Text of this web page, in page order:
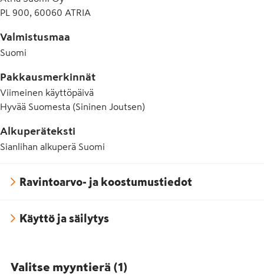
PL 900, 60060 ATRIA
Valmistusmaa
Suomi
Pakkausmerkinnät
Viimeinen käyttöpäivä
Hyvää Suomesta (Sininen Joutsen)
Alkuperäteksti
Sianlihan alkuperä Suomi
Ravintoarvo- ja koostumustiedot
Käyttö ja säilytys
Valitse myyntierä (1 )